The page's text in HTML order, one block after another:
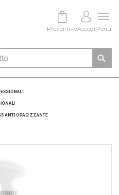
PreventivoAccediMenu
ANTI OPACIZZANTE